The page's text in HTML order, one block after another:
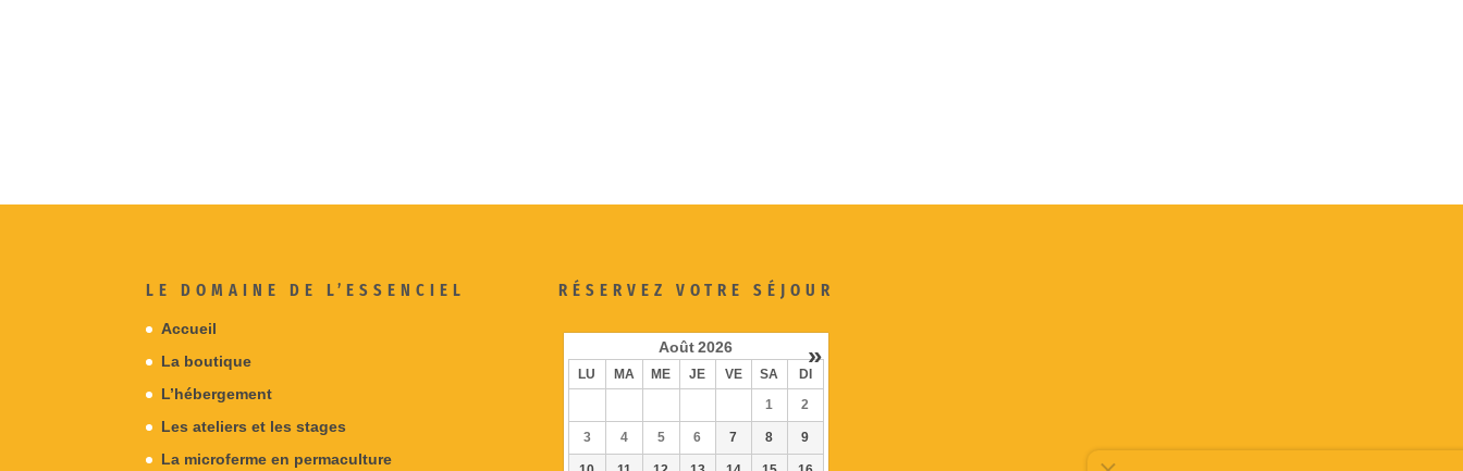
LE DOMAINE DE L’ESSENCIEL
Accueil
La boutique
L’hébergement
Les ateliers et les stages
La microferme en permaculture
RÉSERVEZ VOTRE SÉJOUR
»
Août 2026
LU MA ME JE VE SA DI
1 2
3 4 5 6 7 8 9